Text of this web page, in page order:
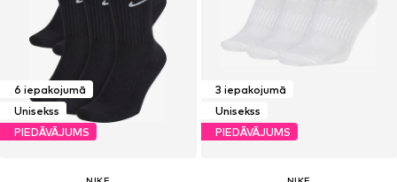
6 iepakojumā
Unisekss
PIEDĀVĀJUMS
3 iepakojumā
Unisekss
PIEDĀVĀJUMS